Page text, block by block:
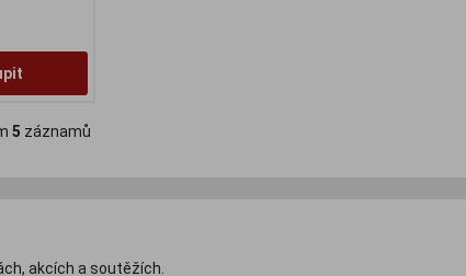
5 záznamů
akcích a soutěžích.